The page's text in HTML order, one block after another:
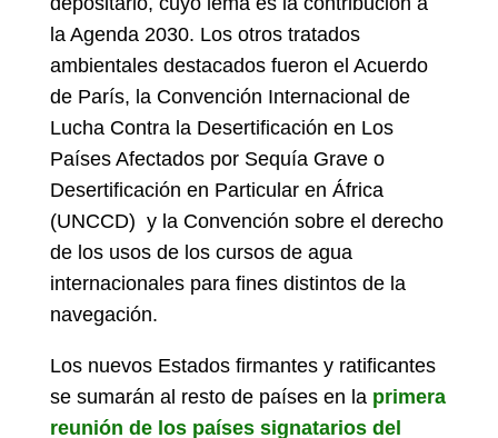
la Agenda 2030. Los otros tratados
ambientales destacados fueron el Acuerdo
de París, la Convención Internacional de
Lucha Contra la Desertificación en Los
Países Afectados por Sequía Grave o
Desertificación en Particular en África
(UNCCD) y la Convención sobre el derecho
de los usos de los cursos de agua
internacionales para fines distintos de la
navegación.
Los nuevos Estados firmantes y ratificantes
se sumarán al resto de países en la primera
reunión de los países signatarios del